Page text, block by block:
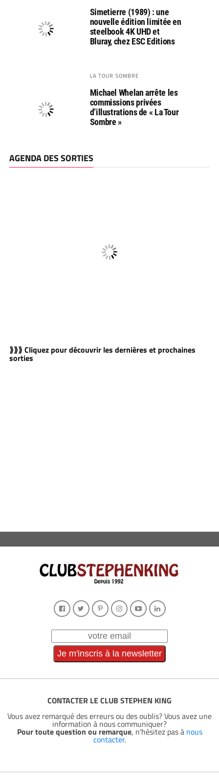
Simetierre (1989) : une
nouvelle édition limitée en
steelbook 4K UHD et
Bluray, chez ESC Editions
LA TOUR SOMBRE
Michael Whelan arrête les
commissions privées
d’illustrations de « La Tour
Sombre »
AGENDA DES SORTIES
⟫⟫⟫ Cliquez pour découvrir les dernières et prochaines
sorties
CONTACTER LE CLUB STEPHEN KING
Vous avez remarqué des erreurs ou des oublis? Vous avez une
information à nous communiquer?
Pour toute question ou remarque, n'hésitez pas à nous
contacter.